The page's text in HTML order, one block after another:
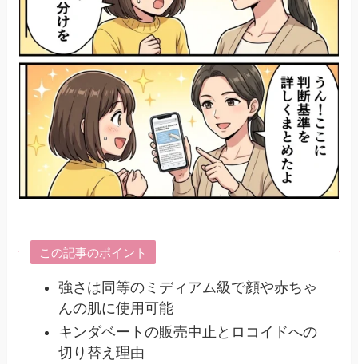
この記事のポイント
強さは同等のミディアム級で顔や赤ちゃ
んの肌に使用可能
キンダベートの販売中止とロコイドへの
切り替え理由